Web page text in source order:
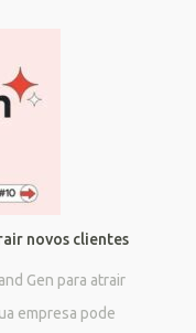
novos clientes
Gen para atrair
empresa pode